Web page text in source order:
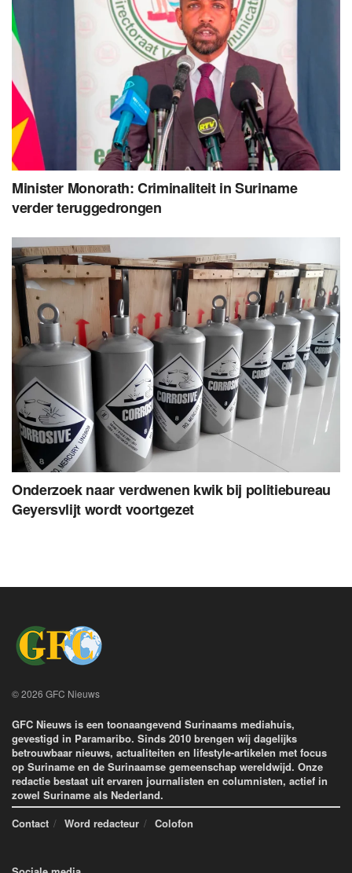
Minister Monorath: Criminaliteit in Suriname
verder teruggedrongen
Onderzoek naar verdwenen kwik bij politiebureau
Geyersvlijt wordt voortgezet
© 2026 GFC Nieuws
GFC Nieuws is een toonaangevend Surinaams mediahuis,
gevestigd in Paramaribo. Sinds 2010 brengen wij dagelijks
betrouwbaar nieuws, actualiteiten en lifestyle-artikelen met focus
op Suriname en de Surinaamse gemeenschap wereldwijd. Onze
redactie bestaat uit ervaren journalisten en columnisten, actief in
zowel Suriname als Nederland.
Contact
Word redacteur Colofon